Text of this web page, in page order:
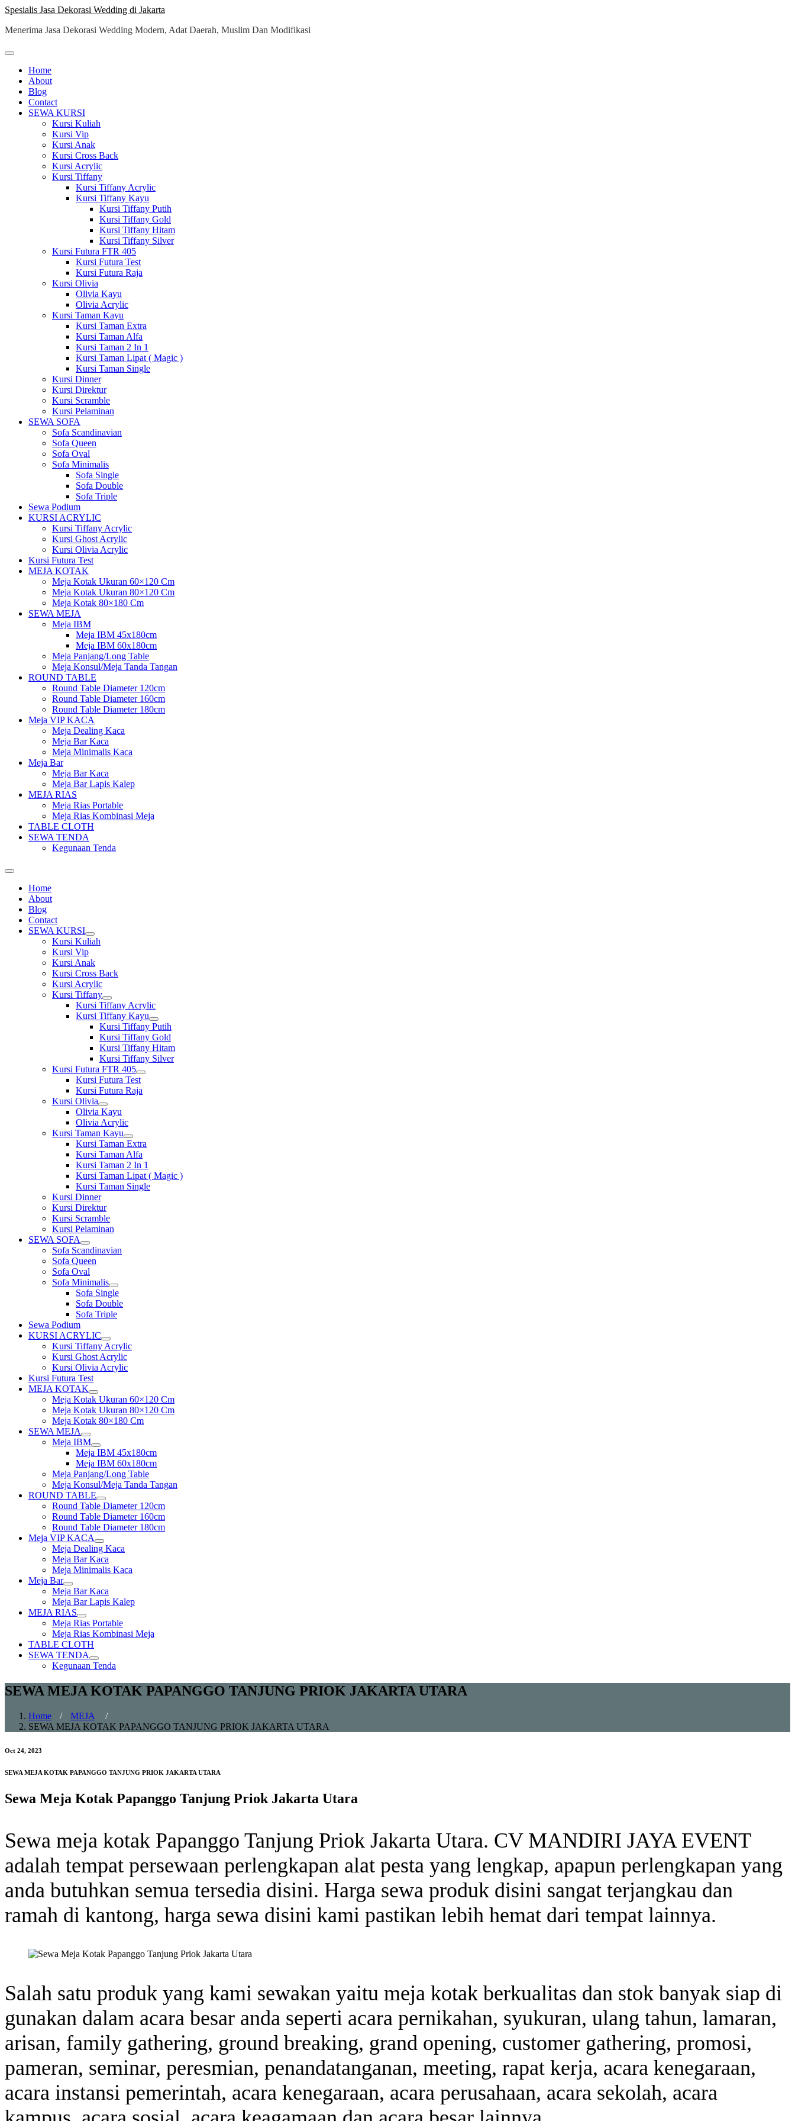
Skip
content
Spesialis Jasa Dekorasi Wedding di Jakarta
Menerima Jasa Dekorasi Wedding Modern, Adat Daerah, Muslim Dan Modifikasi
Home
About
Blog
Contact
SEWA KURSI
Kursi Kuliah
Kursi Vip
Kursi Anak
Kursi Cross Back
Kursi Acrylic
Kursi Tiffany
Kursi Tiffany Acrylic
Kursi Tiffany Kayu
Kursi Tiffany Putih
Kursi Tiffany Gold
Kursi Tiffany Hitam
Kursi Tiffany Silver
Kursi Futura FTR 405
Kursi Futura Test
Kursi Futura Raja
Kursi Olivia
Olivia Kayu
Olivia Acrylic
Kursi Taman Kayu
Kursi Taman Extra
Kursi Taman Alfa
Kursi Taman 2 In 1
Kursi Taman Lipat ( Magic )
Kursi Taman Single
Kursi Dinner
Kursi Direktur
Kursi Scramble
Kursi Pelaminan
SEWA SOFA
Sofa Scandinavian
Sofa Queen
Sofa Oval
Sofa Minimalis
Sofa Single
Sofa Double
Sofa Triple
Sewa Podium
KURSI ACRYLIC
Kursi Tiffany Acrylic
Kursi Ghost Acrylic
Kursi Olivia Acrylic
Kursi Futura Test
MEJA KOTAK
Meja Kotak Ukuran 60×120 Cm
Meja Kotak Ukuran 80×120 Cm
Meja Kotak 80×180 Cm
SEWA MEJA
Meja IBM
Meja IBM 45x180cm
Meja IBM 60x180cm
Meja Panjang/Long Table
Meja Konsul/Meja Tanda Tangan
ROUND TABLE
Round Table Diameter 120cm
Round Table Diameter 160cm
Round Table Diameter 180cm
Meja VIP KACA
Meja Dealing Kaca
Meja Bar Kaca
Meja Minimalis Kaca
Meja Bar
Meja Bar Kaca
Meja Bar Lapis Kalep
MEJA RIAS
Meja Rias Portable
Meja Rias Kombinasi Meja
TABLE CLOTH
SEWA TENDA
Kegunaan Tenda
Home
About
Blog
Contact
SEWA KURSI
Show
sub
Kursi Kuliah
Kursi Vip
Kursi Anak
Kursi Cross Back
Kursi Acrylic
Kursi Tiffany
Show
sub
menu
Kursi Tiffany Acrylic
Kursi Tiffany Kayu
Show
sub
menu
Kursi Tiffany Putih
Kursi Tiffany Gold
Kursi Tiffany Hitam
Kursi Tiffany Silver
Kursi Futura FTR 405
Show
sub
menu
Kursi Futura Test
Kursi Futura Raja
Kursi Olivia
Show
sub
menu
Olivia Kayu
Olivia Acrylic
Kursi Taman Kayu
Show
sub
menu
Kursi Taman Extra
Kursi Taman Alfa
Kursi Taman 2 In 1
Kursi Taman Lipat ( Magic )
Kursi Taman Single
Kursi Dinner
Kursi Direktur
Kursi Scramble
Kursi Pelaminan
SEWA SOFA
Show
sub
menu
Sofa Scandinavian
Sofa Queen
Sofa Oval
Sofa Minimalis
Show
sub
menu
Sofa Single
Sofa Double
Sofa Triple
Sewa Podium
KURSI ACRYLIC
Show
sub
menu
Kursi Tiffany Acrylic
Kursi Ghost Acrylic
Kursi Olivia Acrylic
Kursi Futura Test
MEJA KOTAK
Show
sub
menu
Meja Kotak Ukuran 60×120 Cm
Meja Kotak Ukuran 80×120 Cm
Meja Kotak 80×180 Cm
SEWA MEJA
Show
sub
menu
Meja IBM
Show
sub
menu
Meja IBM 45x180cm
Meja IBM 60x180cm
Meja Panjang/Long Table
Meja Konsul/Meja Tanda Tangan
ROUND TABLE
Show
sub
menu
Round Table Diameter 120cm
Round Table Diameter 160cm
Round Table Diameter 180cm
Meja VIP KACA
Show
sub
menu
Meja Dealing Kaca
Meja Bar Kaca
Meja Minimalis Kaca
Meja Bar
Show
sub
menu
Meja Bar Kaca
Meja Bar Lapis Kalep
MEJA RIAS
Show
sub
menu
Meja Rias Portable
Meja Rias Kombinasi Meja
TABLE CLOTH
SEWA TENDA
Show
sub
Kegunaan Tenda
SEWA MEJA KOTAK PAPANGGO TANJUNG PRIOK JAKARTA UTARA
Home / MEJA
/
SEWA MEJA KOTAK PAPANGGO TANJUNG PRIOK JAKARTA UTARA
Oct 24, 2023
SEWA MEJA KOTAK PAPANGGO TANJUNG PRIOK JAKARTA UTARA
Sewa Meja Kotak Papanggo Tanjung Priok Jakarta Utara
Sewa meja kotak Papanggo Tanjung Priok Jakarta Utara. CV MANDIRI JAYA EVENT
adalah tempat persewaan perlengkapan alat pesta yang lengkap, apapun perlengkapan yang
anda butuhkan semua tersedia disini. Harga sewa produk disini sangat terjangkau dan
ramah di kantong, harga sewa disini kami pastikan lebih hemat dari tempat lainnya.
Salah satu produk yang kami sewakan yaitu meja kotak berkualitas dan stok banyak siap di
gunakan dalam acara besar anda seperti acara pernikahan, syukuran, ulang tahun, lamaran,
arisan, family gathering, ground breaking, grand opening, customer gathering, promosi,
pameran, seminar, peresmian, penandatanganan, meeting, rapat kerja, acara kenegaraan,
acara instansi pemerintah, acara kenegaraan, acara perusahaan, acara sekolah, acara